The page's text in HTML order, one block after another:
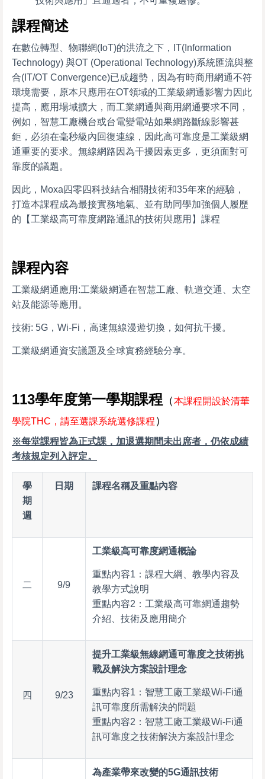
課程簡述
在數位轉型、物聯網(IoT)的洪流之下，IT(Information
Technology) 與OT (Operational Technology)系統匯流與整
合(IT/OT Convergence)已成趨勢，因為有時商用網通不符
環境需要，原本只應用在OT領域的工業級網通影響力因此
提高，應用場域擴大，而工業網通與商用網通要求不同，
例如，智慧工廠機台或台電變電站如果網路斷線影響甚
鉅，必須在毫秒級內回復連線，因此高可靠度是工業級網
通重要的要求。無線網路因為干擾因素更多，更須面對可
靠度的議題。
因此，Moxa四零四科技結合相關技術和35年來的經驗，
打造本課程成為最接實務地氣、並有助同學加強個人履歷
的【工業級高可靠度網路通訊的技術與應用】課程
課程內容
工業級網通應用:工業級網通在智慧工廠、軌道交通、太空
站及能源等應用。
技術: 5G，Wi-Fi，高速無線漫遊切換，如何抗干擾。
工業級網通資安議題及全球實務經驗分享。
113學年度第一學期課程 （本課程開設於清華
學院THC ， 請至選課系統選修課程 ）
※每堂課程皆為正式課，加退選期間未出席者，仍依成績
考核規定列入評定。
學
期
週
日期 課程名稱及重點內容
二 9/9
工業級高可靠度網通概論
重點內容1：課程大綱、教學內容及
教學方式說明
重點內容2：工業級高可靠網通趨勢
介紹、技術及應用簡介
四 9/23
提升工業級無線網通可靠度之技術挑
戰及解決方案設計理念
重點內容1：智慧工廠工業級Wi-Fi通
訊可靠度所需解決的問題
重點內容2：智慧工廠工業級Wi-Fi通
訊可靠度之技術解決方案設計理念
為產業帶來改變的5G通訊技術